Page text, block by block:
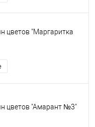
цветов "Маргаритка
цветов "Амарант №3"